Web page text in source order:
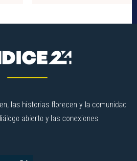
las historias florecen y la comunidad
abierto y las conexiones